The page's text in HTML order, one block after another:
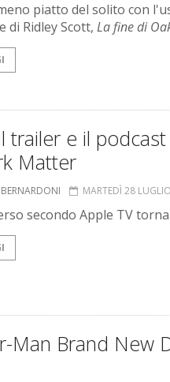
piatto del solito con
di Ridley Scott, La fine di
trailer e il
Matter
MARTEDÌ 28
secondo Apple TV
Man Brand New